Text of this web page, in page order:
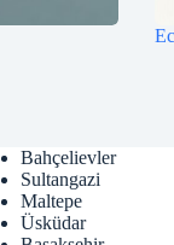
Bahçelievler
Sultangazi
Maltepe
Üsküdar